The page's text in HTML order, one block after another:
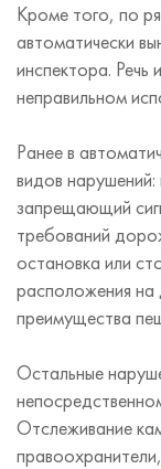
Кроме того, по
автоматически
инспектора.
неправильном
Ранее в
видов
запрещающий
требований
остановка или
расположения на
преимущества
Остальные
Отслеживание
правоохранители,